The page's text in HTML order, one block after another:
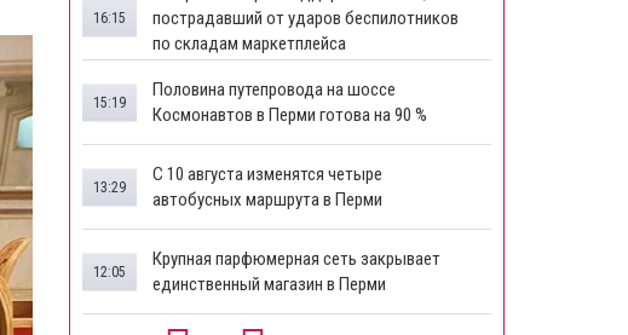
пострадавший от ударов беспилотников
по складам маркетплейса
16:15
​Половина путепровода на шоссе
Космонавтов в Перми готова на 90 %
15:19
​С 10 августа изменятся четыре
автобусных маршрута в Перми
13:29
​Крупная парфюмерная сеть закрывает
единственный магазин в Перми
12:05